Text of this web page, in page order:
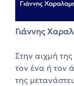
Γιάννης
Στην αιχμή της
τον ένα ή τον
της